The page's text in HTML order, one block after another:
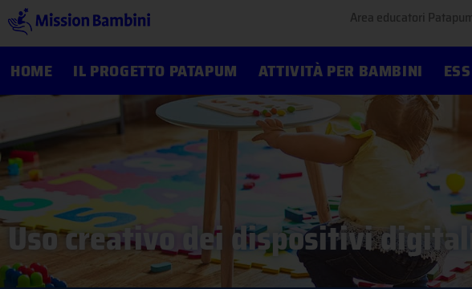
Area educatori
HOME IL PROGETTO PATAPUM ATTIVITÀ PER BAMBINI
Uso creativo dei dispositivi